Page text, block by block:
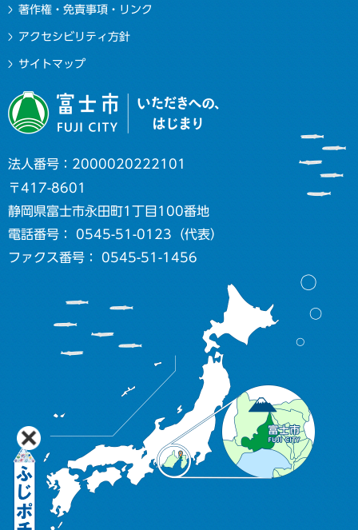
著作権・免責事項・リンク
アクセシビリティ方針
サイトマップ
法人番号：2000020222101
〒417-8601
静岡県富士市永田町1丁目100番地
電話番号： 0545-51-0123（代表）
ファクス番号： 0545-51-1456